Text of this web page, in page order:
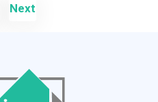
Next